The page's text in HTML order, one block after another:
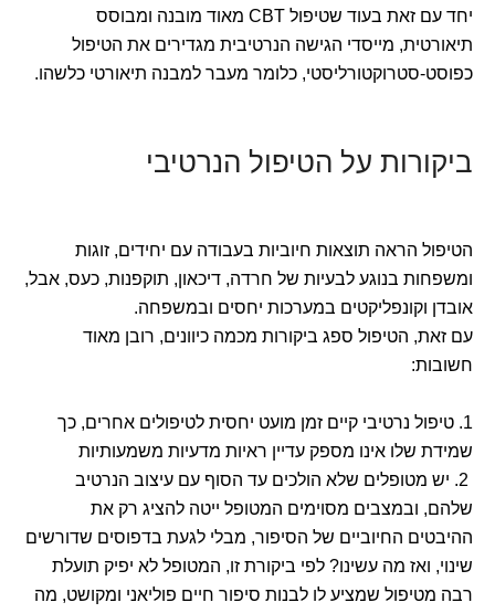
יחד עם זאת בעוד שטיפול CBT מאוד מובנה ומבוסס
תיאורטית, מייסדי הגישה הנרטיבית מגדירים את הטיפול
כפוסט-סטרוקטורליסטי, כלומר מעבר למבנה תיאורטי כלשהו.
ביקורות על הטיפול הנרטיבי
הטיפול הראה תוצאות חיוביות בעבודה עם יחידים, זוגות
ומשפחות בנוגע לבעיות של חרדה, דיכאון, תוקפנות, כעס, אבל,
אובדן וקונפליקטים במערכות יחסים ובמשפחה.
עם זאת, הטיפול ספג ביקורות מכמה כיוונים, רובן מאוד
חשובות:
1. טיפול נרטיבי קיים זמן מועט יחסית לטיפולים אחרים, כך
שמידת שלו אינו מספק עדיין ראיות מדעיות משמעותיות
2. יש מטופלים שלא הולכים עד הסוף עם עיצוב הנרטיב
שלהם, ובמצבים מסוימים המטופל ייטה להציג רק את
ההיבטים החיוביים של הסיפור, מבלי לגעת בדפוסים שדורשים
שינוי, ואז מה עשינו? לפי ביקורת זו, המטופל לא יפיק תועלת
רבה מטיפול שמציע לו לבנות סיפור חיים פוליאני ומקושט, מה